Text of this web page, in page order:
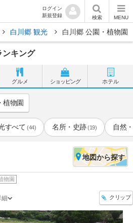
ログイン
新規登録
検索 MENU
白川郷 観光 白川郷 公園・植物園
ンキング
グルメ ショッピング ホテル
植物園
すべて (44) 名所・史跡 (19) 自然
地図から探す
物園
細 クリップ